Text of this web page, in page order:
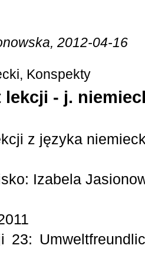
2012-04-16
Konspekty
lekcji - j.
z języka
Izabela
23: